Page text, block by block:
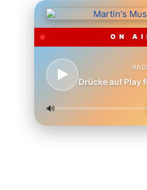
ON
Drücke auf Play
🔊
MUSIKWUNSCH